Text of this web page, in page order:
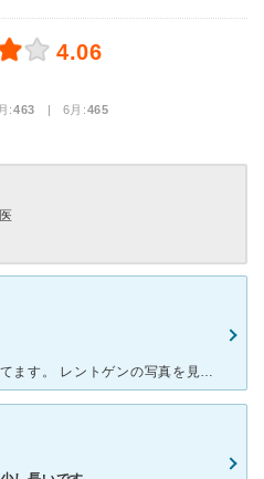
4.06
:463 | 6月:465
足を捻挫した際にいつも受診してます。 レントゲンの写真を見て、小さい傷も見落とさず探してくれます。おかげで、綺麗に治ります。処置も怠らずにしっかりとしてくれます。もし、他の整形外科を受診して、まだ完